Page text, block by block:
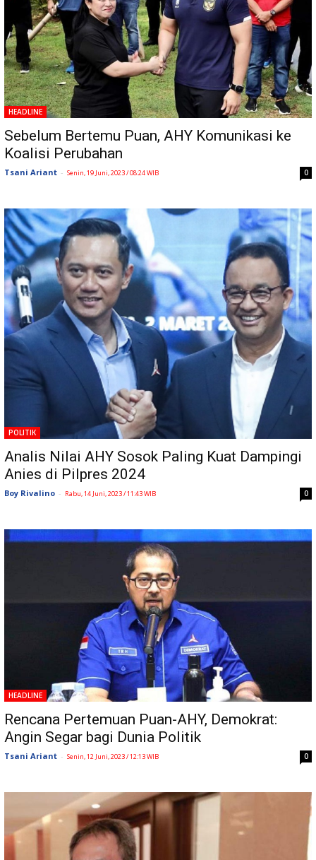
HEADLINE
Sebelum Bertemu Puan, AHY Komunikasi ke
Koalisi Perubahan
Tsani Ariant - Senin, 19 Juni, 2023 / 08:24 WIB 0
POLITIK
Analis Nilai AHY Sosok Paling Kuat Dampingi
Anies di Pilpres 2024
Boy Rivalino - Rabu, 14 Juni, 2023 / 11:43 WIB 0
HEADLINE
Rencana Pertemuan Puan-AHY, Demokrat:
Angin Segar bagi Dunia Politik
Tsani Ariant - Senin, 12 Juni, 2023 / 12:13 WIB 0